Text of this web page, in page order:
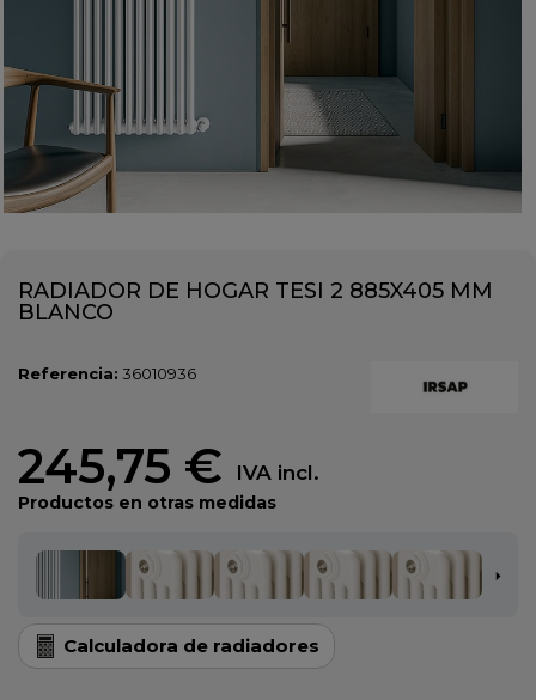
RADIADOR DE HOGAR TESI 2 885X405 MM
BLANCO
Referencia: 36010936
245,75 € IVA incl.
Productos en otras medidas
Calculadora de radiadores